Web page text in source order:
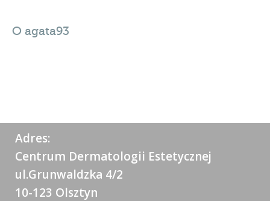
O agata93
Adres:
Centrum Dermatologii Estetycznej
ul.Grunwaldzka 4/2
10-123 Olsztyn